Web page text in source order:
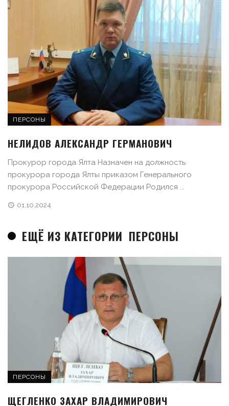
ПЕРСОНЫ
НЕЛИДОВ АЛЕКСАНДР ГЕРМАНОВИЧ
Прокурор города Ялта Назначен на должность
прокурора города Ялты приказом Генерального
прокурора Российской Федерации Родился ...
01.10.2024
ЕЩЁ ИЗ КАТЕГОРИИ ПЕРСОНЫ
ПЕРСОНЫ
ЩЕГЛЕНКО ЗАХАР ВЛАДИМИРОВИЧ